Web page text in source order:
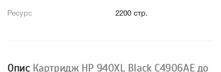
Ресурс 2200 стр.
Опис Картридж HP 940XL Black C4906AE до